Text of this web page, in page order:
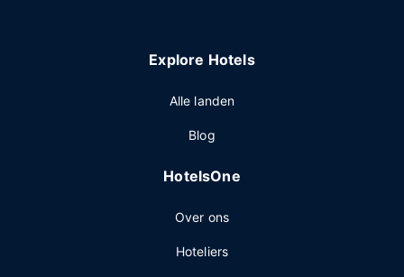
Explore Hotels
Alle landen
Blog
HotelsOne
Over ons
Hoteliers